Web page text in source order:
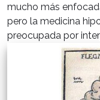
mucho más
pero la medicina
preocupada por